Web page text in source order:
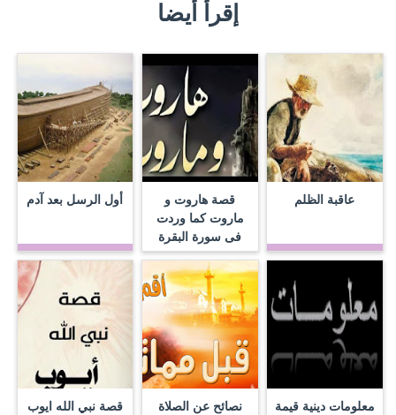
إقرأ أيضا
عاقبة الظلم
قصة هاروت و
ماروت كما وردت
فى سورة البقرة
أول الرسل بعد آدم
معلومات دينية قيمة نصائح عن الصلاة
قصة نبي الله ايوب